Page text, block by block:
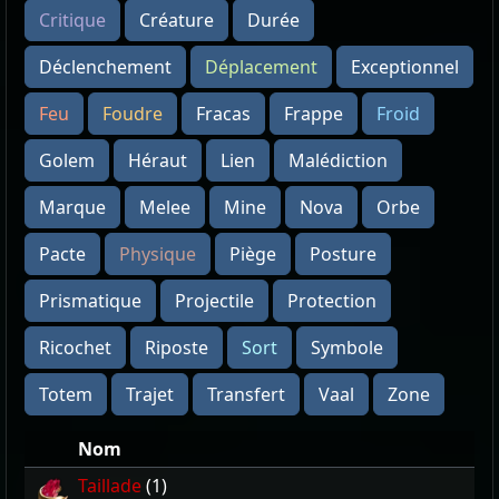
Critique Créature
Durée
Déclenchement
Déplacement
Exceptionnel
Feu
Foudre Fracas Frappe
Froid
Golem
Héraut Lien
Malédiction
Marque
Melee Mine Nova
Orbe
Pacte
Physique Piège
Posture
Prismatique
Projectile
Protection
Ricochet
Riposte Sort
Symbole
Totem
Trajet Transfert Vaal Zone
Nom
Taillade(1)